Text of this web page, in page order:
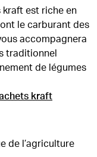
est riche en
le carburant des
accompagnera
traditionnel
de légumes
kraft
de l’agriculture